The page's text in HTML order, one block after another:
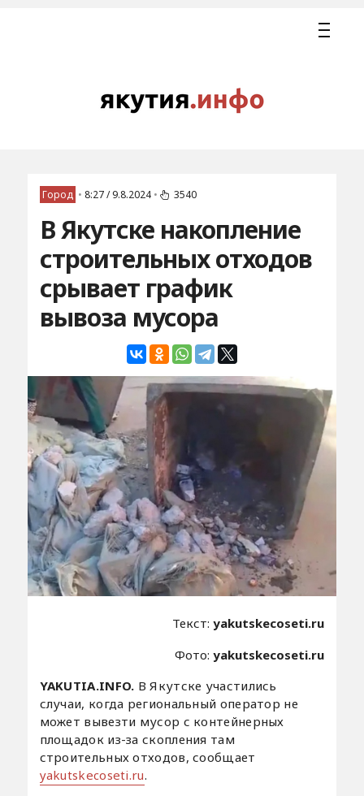
Город • 8:27 / 9.8.2024 • 3540
В Якутске накопление
строительных отходов
срывает график
вывоза мусора
Текст:yakutskecoseti.ru
Фото:yakutskecoseti.ru
YAKUTIA.INFO. В Якутске участились
случаи, когда региональный оператор не
может вывезти мусор с контейнерных
площадок из-за скопления там
строительных отходов, сообщает
yakutskecoseti.ru.